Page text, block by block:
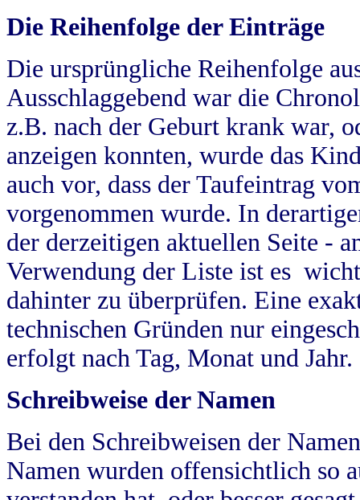
Die Reihenfolge der Einträge
Die ursprüngliche Reihenfolge
Ausschlaggebend war die
z.B. nach der Geburt krank war,
anzeigen konnten, wurde das
auch vor, dass der Taufeintrag
vorgenommen wurde. In
der derzeitigen aktuellen Seite -
Verwendung der Liste ist es
dahinter zu überprüfen. Eine
technischen Gründen nur
erfolgt nach Tag, Monat und Jahr.
Schreibweise der Namen
Bei den Schreibweisen der
Namen wurden offensichtlich so